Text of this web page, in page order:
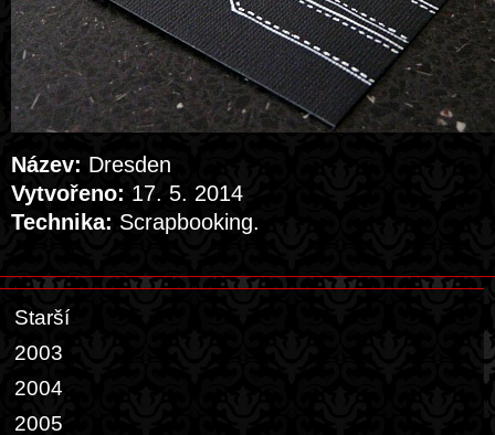
Název: Dresden
Vytvořeno: 17. 5. 2014
Technika: Scrapbooking.
Starší
2003
2004
2005